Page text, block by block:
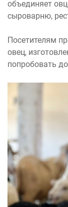
объединяет
сыроварню,
Посетителям
овец,
попробовать